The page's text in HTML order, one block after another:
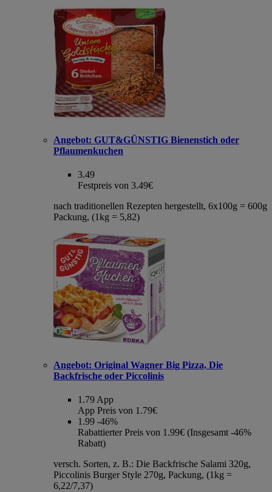
Angebot: GUT&GÜNSTIG Bienenstich oder
Pflaumenkuchen
3.49
Festpreis von 3.49€
nach traditionellen Rezepten hergestellt, 6x100g = 600g
Packung, (1kg = 5,82)
Angebot: Original Wagner Big Pizza, Die
Backfrische oder Piccolinis
1.79App
App Preis von 1.79€
1.99 -46%
Rabattierter Preis von 1.99€ (Insgesamt -46%
Rabatt)
versch. Sorten, z. B.: Die Backfrische Salami 320g,
Piccolinis Burger Style 270g, Packung, (1kg =
6,22/7,37)